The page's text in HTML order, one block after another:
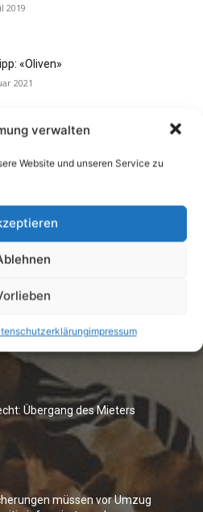
verwalten
Website und unseren Service zu
impressum
2019
«Oliven»
2021
Übergang des Mieters
müssen vor Umzug